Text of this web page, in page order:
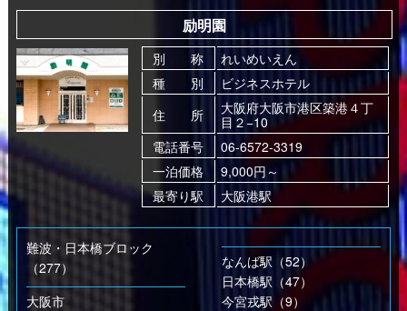
励明園
別 称
れいめいえん
種 別
ビジネスホテル
住 所
大阪府大阪市港区築港４丁
目２−10
電話番号
06-6572-3319
一泊価格
9,000円～
最寄り駅
大阪港駅
難波・日本橋ブロック
（277）
大阪市
なんば駅（52）
日本橋駅（47）
今宮戎駅（9）